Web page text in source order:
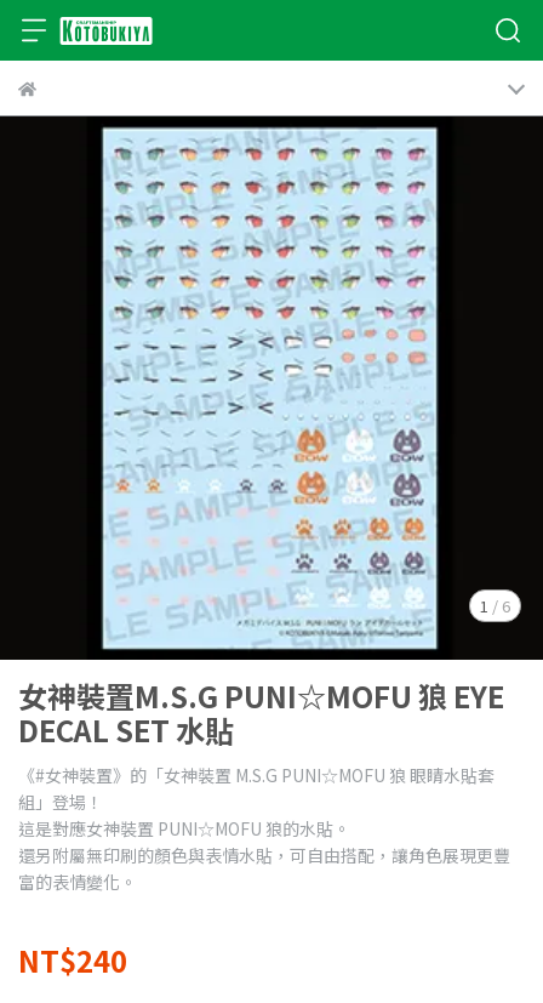
1 / 6
女神裝置M.S.G PUNI☆MOFU 狼 EYE
DECAL SET 水貼
《#女神裝置》的「女神裝置 M.S.G PUNI☆MOFU 狼 眼睛水貼套
組」登場！
這是對應女神裝置 PUNI☆MOFU 狼的水貼。
還另附屬無印刷的顏色與表情水貼，可自由搭配，讓角色展現更豐
富的表情變化。
NT$240